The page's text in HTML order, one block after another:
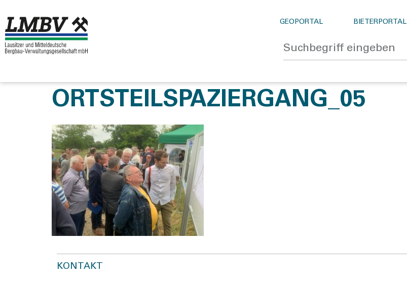
GEOPORTAL BIETERPORTAL
ORTSTEILSPAZIERGANG_05
KONTAKT